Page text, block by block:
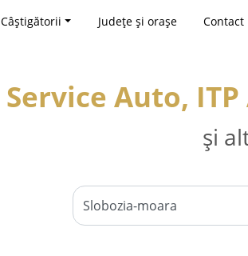
Câștigătorii Județe și orașe Contact
Service Auto,
și